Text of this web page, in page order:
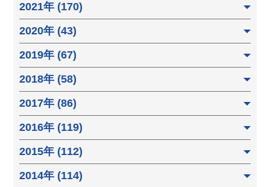
2021年 (170)
2020年 (43)
2019年 (67)
2018年 (58)
2017年 (86)
2016年 (119)
2015年 (112)
2014年 (114)